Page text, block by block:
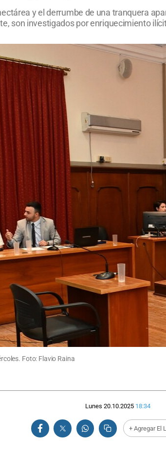
y el derrumbe de una tranquera
son investigados por enriquecimiento
Foto: Flavio Raina
Lunes 20.10.2025 18:34
+ Agregar El